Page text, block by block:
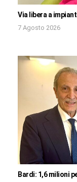
Via libera a
7 Agosto 2026
Bardi: 1,6 milioni